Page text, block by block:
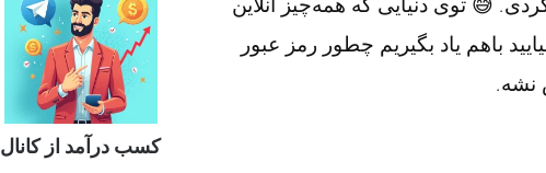
باهم یاد بگیریم چطور رمز عبور
نشه.
کسب درآمد از کانال